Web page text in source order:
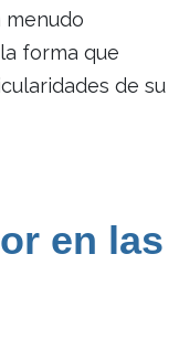
menudo
forma que
de su
en las